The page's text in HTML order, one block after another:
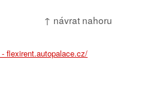
↑ návrat nahoru